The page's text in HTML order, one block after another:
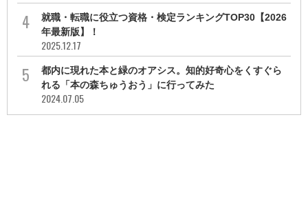
就職・転職に役立つ資格・検定ランキングTOP30【2026
年最新版】！
2025.12.17
都内に現れた本と緑のオアシス。知的好奇心をくすぐら
れる「本の森ちゅうおう」に行ってみた
2024.07.05